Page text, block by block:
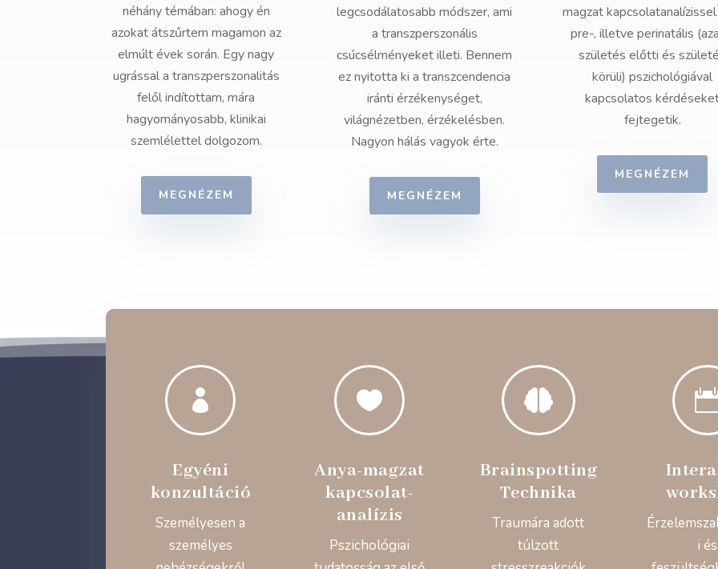
néhány témában: ahogy én
azokat átszűrtem magamon az
elmúlt évek során. Egy nagy
ugrással a transzperszonalitás
felől indítottam, mára
hagyományosabb, klinikai
szemlélettel dolgozom.
MEGNÉZEM
legcsodálatosabb módszer, ami
a transzperszonális
csúcsélményeket illeti. Bennem
ez nyitotta ki a transzcendencia
iránti érzékenységet,
világnézetben, érzékelésben.
Nagyon hálás vagyok érte.
MEGNÉZEM
magzat
pre-, illetve perinatális
születés előtti és
körüli) pszichológiával
kapcsolatos
fejtegetik.
MEGNÉZEM

Egyéni
konzultáció
Személyesen a
személyes

Anya-magzat
kapcsolat-
analízis
Pszichológiai

Brainspotting
Technika
Traumára adott
túlzott
i és